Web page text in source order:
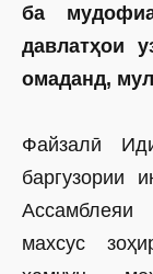
ба
давлатҳои
омаданд,
Файзалӣ
баргузории
Ассамблеяи
махсус